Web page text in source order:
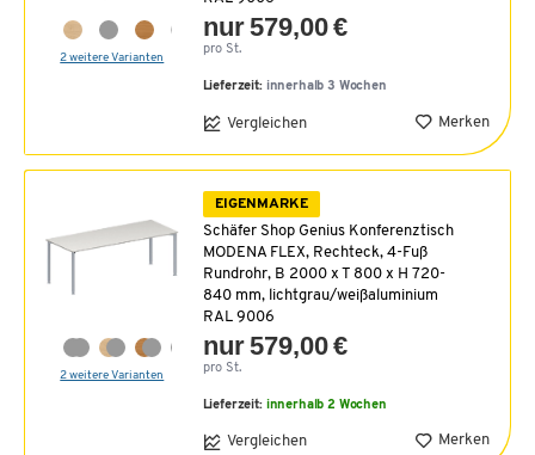
2 weitere Varianten
nur 579,00 €
pro St.
Lieferzeit: innerhalb 3 Wochen
Vergleichen Merken
2 weitere Varianten
EIGENMARKE
Schäfer Shop Genius Konferenztisch
MODENA FLEX, Rechteck, 4-Fuß
Rundrohr, B 2000 x T 800 x H 720-
840 mm, lichtgrau/weißaluminium
RAL 9006
nur 579,00 €
pro St.
Lieferzeit: innerhalb 2 Wochen
Vergleichen Merken